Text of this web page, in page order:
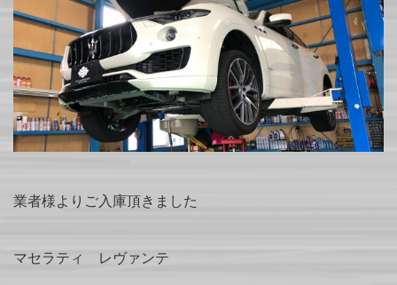
業者様よりご入庫頂きました
マセラティ レヴァンテ